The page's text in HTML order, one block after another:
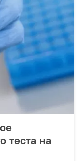
теста на